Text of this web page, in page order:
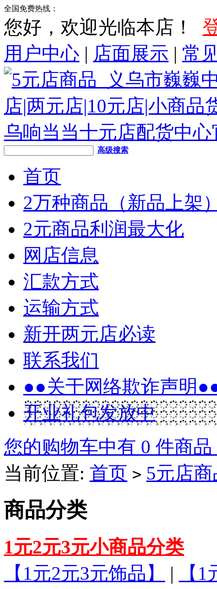
全国免费热线：
您好，欢迎光临本店！
用户中心 | 店面展示 | 常
高级搜索
首页
2万种商品（新品上架
2元商品利润最大化
网店信息
汇款方式
运输方式
新开两元店必读
联系我们
●●关于网络欺诈声明
开业礼包发放中
您的购物车中有 0 件商
当前位置: 首页 > 5元店
商品分类
1元2元3元小商品分类
【1元2元3元饰品】
|
【